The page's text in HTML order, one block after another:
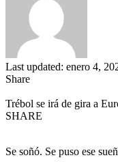
Last updated: enero 4,
Share
Trébol se irá de gira a
SHARE
Se soñó. Se puso ese